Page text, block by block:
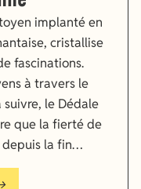
implanté en
cristallise
fascinations.
à travers le
le Dédale
que la fierté de
la fin…